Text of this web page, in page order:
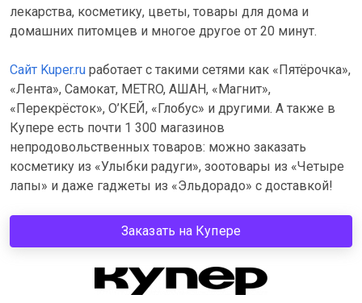
лекарства, косметику, цветы, товары для дома и
домашних питомцев и многое другое от 20 минут.
Сайт Kuper.ru работает с такими сетями как «Пятёрочка»,
«Лента», Самокат, METRO, АШАН, «Магнит»,
«Перекрёсток», О’КЕЙ, «Глобус» и другими. А также в
Купере есть почти 1 300 магазинов
непродовольственных товаров: можно заказать
косметику из «Улыбки радуги», зоотовары из «Четыре
лапы» и даже гаджеты из «Эльдорадо» с доставкой!
Заказать на Купере